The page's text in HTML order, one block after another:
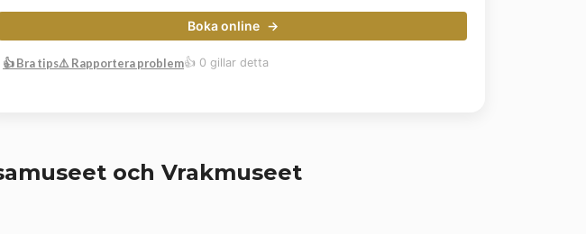
Boka online
👍 Bra tips⚠️ Rapportera problem👍 0 gillar detta
och Vrakmuseet